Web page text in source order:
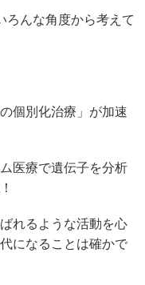
ろんな角度から考えて
個別化治療」が加速
医療で遺伝子を分析
れるような活動を心
になることは確かで